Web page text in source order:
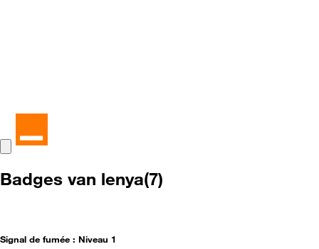
Badges van lenya(7)
Signal de fumée : Niveau 1